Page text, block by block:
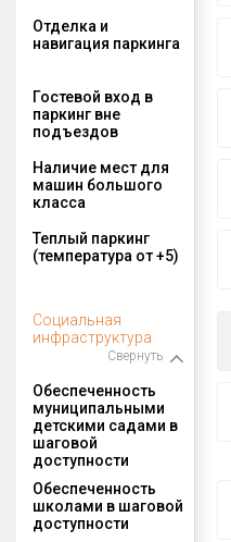
Отделка и
навигация паркинга
Гостевой вход в
паркинг вне
подъездов
Наличие мест для
машин большого
класса
Теплый паркинг
(температура от +5)
Социальная
инфраструктура
Свернуть
Обеспеченность
муниципальными
детскими садами в
шаговой
доступности
Обеспеченность
школами в шаговой
доступности